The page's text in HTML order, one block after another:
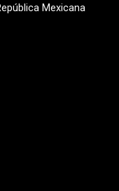
Mexicana